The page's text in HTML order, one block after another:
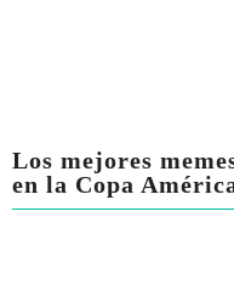
Los mejores
en la Copa